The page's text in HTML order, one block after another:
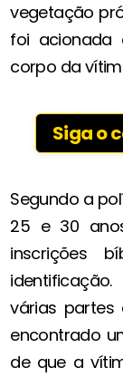
vegetação
foi acionada
corpo da
Siga o
Segundo a
25 e 30
inscrições
várias partes
encontrado
de que a